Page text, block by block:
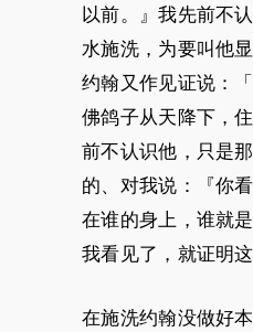
以前。』我先前不
水施洗，为要叫他
约翰又作见证说：
佛鸽子从天降下，
前不认识他，只是
的、对我说：『你
在谁的身上，谁就
我看见了，就证明
在施洗约翰没做好